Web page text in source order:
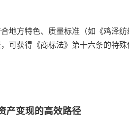
地方特色、质量标准（如《鸡泽纺
可获得《商标法》第十六条的特
产变现的高效路径